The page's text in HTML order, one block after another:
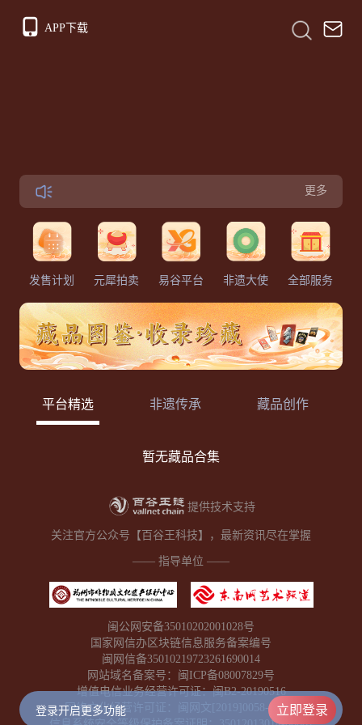
APP下载
更多
发售计划 元犀拍卖 易谷平台 非遗大使 全部服务
平台精选 非遗传承 藏品创作
暂无藏品合集
提供技术支持
关注官方公众号【百谷王科技】，最新资讯尽在掌握
—— 指导单位 ——
闽公网安备35010202001028号
国家网信办区块链信息服务备案编号
闽网信备35010219723261690014
网站域名备案号：闽ICP备08007829号
增值电信业务经营许可证：闽B2-20190516
网络文化经营许可证：闽网文[2019]0058-002号
登录开启更多功能 立即登录